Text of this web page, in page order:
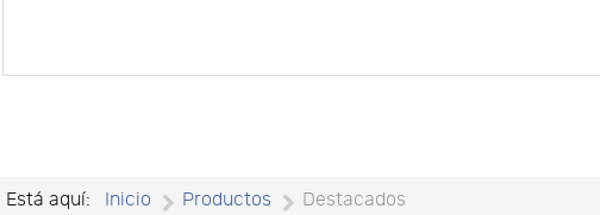
Está aquí: Inicio Productos Destacados